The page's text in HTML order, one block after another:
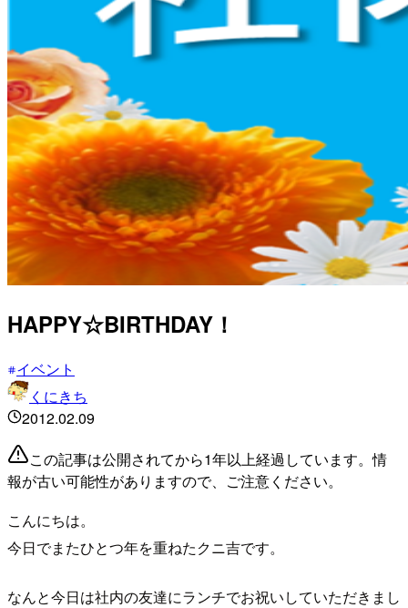
HAPPY☆BIRTHDAY！
イベント
くにきち
2012.02.09
この記事は公開されてから1年以上経過しています。情
報が古い可能性がありますので、ご注意ください。
こんにちは。
今日でまたひとつ年を重ねたクニ吉です。
なんと今日は社内の友達にランチでお祝いしていただきまし